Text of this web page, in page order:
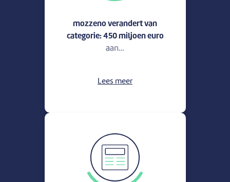
mozzeno verandert van
categorie: 450 miljoen euro
aan…
Lees meer